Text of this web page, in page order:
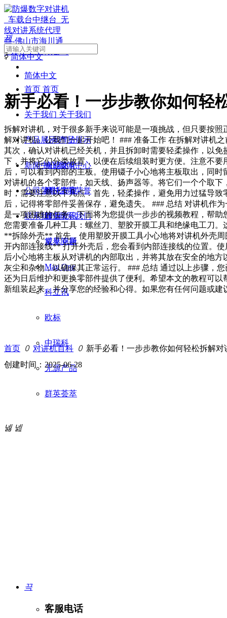
끠
ꀅ 简体中文
简体中文
首页 首页
关于我们 关于我们
公司简介
企业文化
产品展示 产品展示
海能达
摩托罗拉
建伍
威泰克斯
Mag One
科立讯
欧标
中瑞科
无源产品
群英荟萃
新闻中心 新闻中心
解决方案
行业资讯
常见问题
公司荣誉 公司荣誉
联系我们 联系我们
新手必看！一步步教你如何轻
拆解对讲机，对于很多新手来说可能是一项挑战，但只要按
解对讲机。让我们一起开始吧！ ### 准备工作 在拆解对讲机
其次，确认对讲机已经关机，并且拆卸时需要轻柔操作，以
下，并将它们分类放置，以便在后续组装时更方便。注意不
后，可以看到内部的主板。使用镊子小心地将主板取出，同
对讲机的各个零部件，如天线、扬声器等。将它们一个个取
时，需要注意以下几点：首先，轻柔操作，避免用力过猛导
后，记得将零部件妥善保存，避免遗失。 ### 总结 对讲机作
是一项困难的任务。下面将为您提供一步步的视频教程，帮
您需要准备几种工具：螺丝刀、塑胶开膜工具和绝缘电工刀
**拆除外壳** 首先，使用塑胶开膜工具小心地将对讲机外壳
开内部连接线** 打开外壳后，您会看到内部连接线的位置。
后小心地将主板从对讲机的内部取出，并将其放在安全的地
灰尘和杂物，以确保其正常运行。 ### 总结 通过以上步骤，
还为日后维护和更换零部件提供了便利。希望本文的教程可
新组装起来，并分享您的经验和心得。如果您有任何问题或
首页 ꄲ 对讲机百科 ꄲ 新手必看！一步步教你如何轻松拆解
创建时间： 2025-06-28
넳 넲
끅
客服电话